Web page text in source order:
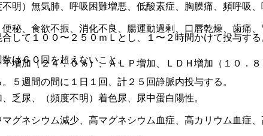
）無気肺、呼吸困難増悪、低酸素症、胸膜痛、頻呼吸、
、食欲不振、消化不良、腸運動過剰、口唇乾燥、歯痛
加（２４．０％）、ＡＬＰ増加、ＬＤＨ増加（１０．
乏尿、（頻度不明）着色尿、尿中蛋白陽性。
ネシウム減少、高マグネシウム血症、高カリウム血症、
して１００〜２５０ｍＬとし、１〜２時間かけて投与する
は６０回を超えないこと。
週間の間に１日１回、計２５回静脈内投与する。